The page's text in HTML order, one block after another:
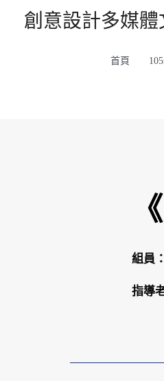
創意設計多媒
首頁
組員
指導